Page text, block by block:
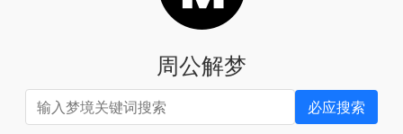
周公解梦
必应搜索